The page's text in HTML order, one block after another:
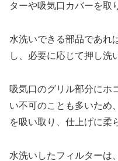
ターや吸気口カバーを取
水洗いできる部品であれ
し、必要に応じて押し洗
吸気口のグリル部分にホ
い不可のことも多いため
を吸い取り、仕上げに柔
水洗いしたフィルターは